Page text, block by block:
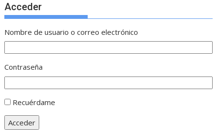
Acceder
Nombre de usuario o correo electrónico
Contraseña
Recuérdame
Acceder